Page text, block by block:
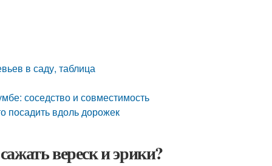
в саду, таблица
соседство и совместимость
посадить вдоль дорожек
вереск и эрики?